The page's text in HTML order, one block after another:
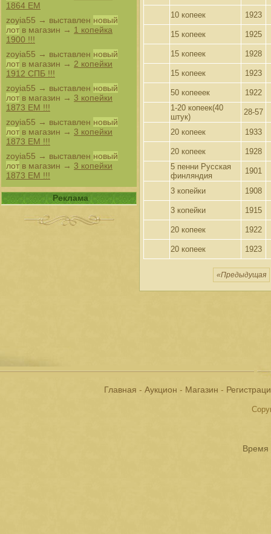
1864 ЕМ
zoyia55 → выставлен новый
лот в магазин → 1 копейка
1900 !!!
zoyia55 → выставлен новый
лот в магазин → 2 копейки
1912 СПБ !!!
zoyia55 → выставлен новый
лот в магазин → 3 копейки
1873 ЕМ !!!
zoyia55 → выставлен новый
лот в магазин → 3 копейки
1873 ЕМ !!!
zoyia55 → выставлен новый
лот в магазин → 3 копейки
1873 ЕМ !!!
Реклама
10 копеек 1923
15 копеек 1925
15 копеек 1928
15 копеек 1923
50 копееек
1922
1-20 копеек(40
штук)
28-57
20 копеек 1933
20 копеек
1928
5 пенни Русская
финляндия
1901
3 копейки 1908
3 копейки 1915
20 копеек 1922
20 копеек 1923
«Предыдущая
Главная - Аукцион - Магазин -
Время